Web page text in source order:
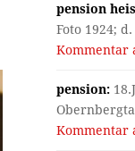
pension
Foto 1924; d.
Kommentar
pension:
Kommentar